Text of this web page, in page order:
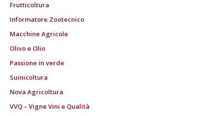
Frutticoltura
Informatore Zootecnico
Macchine Agricole
Olivo e Olio
Passione in verde
Suinicoltura
Nova Agricoltura
VVQ – Vigne Vini e Qualità